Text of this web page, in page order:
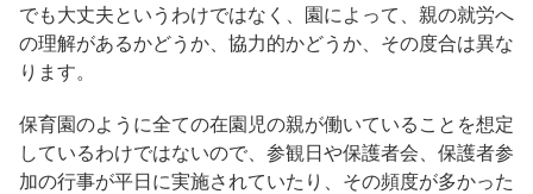
でも大丈夫というわけではなく、園によって、親の就労へ
の理解があるかどうか、協力的かどうか、その度合は異な
ります。
保育園のように全ての在園児の親が働いていることを想定
しているわけではないので、参観日や保護者会、保護者参
加の行事が平日に実施されていたり、その頻度が多かった